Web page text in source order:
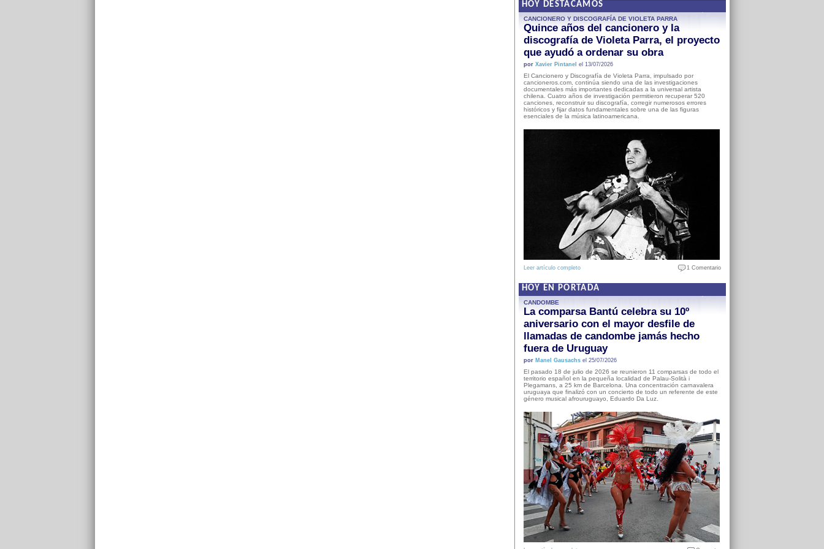
HOY DESTACAMOS
CANCIONERO Y DISCOGRAFÍA DE VIOLETA PARRA
Quince años del cancionero y la
discografía de Violeta Parra, el proyecto
que ayudó a ordenar su obra
por Xavier Pintanel el 13/07/2026
El Cancionero y Discografía de Violeta Parra, impulsado por
cancioneros.com, continúa siendo una de las investigaciones
documentales más importantes dedicadas a la universal artista
chilena. Cuatro años de investigación permitieron recuperar 520
canciones, reconstruir su discografía, corregir numerosos errores
históricos y fijar datos fundamentales sobre una de las figuras
esenciales de la música latinoamericana.
Leer artículo completo 1 Comentario
HOY EN PORTADA
CANDOMBE
La comparsa Bantú celebra su 10º
aniversario con el mayor desfile de
llamadas de candombe jamás hecho
fuera de Uruguay
por Manel Gausachsel 25/07/2026
El pasado 18 de julio de 2026 se reunieron 11 comparsas de todo el
territorio español en la pequeña localidad de Palau-Solità i
Plegamans, a 25 km de Barcelona. Una concentración carnavalera
uruguaya que finalizó con un concierto de todo un referente de este
género musical afrouruguayo, Eduardo Da Luz.